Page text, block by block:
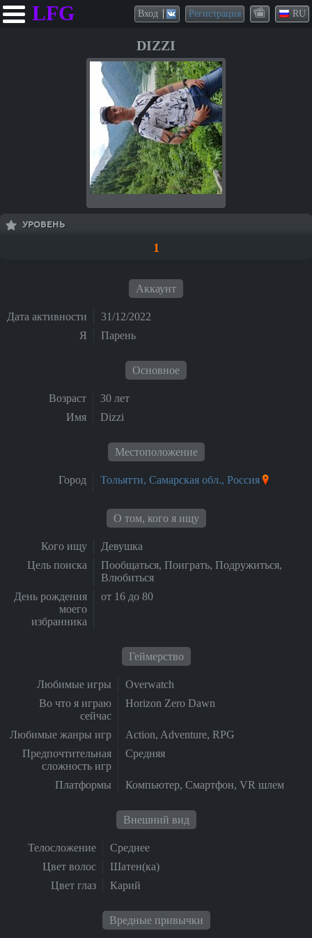
LFG Вход Регистрация RU
DIZZI
УРОВЕНЬ
1
Аккаунт
Дата активности
31/12/2022
Я
Парень
Основное
Возраст
30 лет
Имя
Dizzi
Местоположение
Город Тольятти, Самарская обл., Россия
О том, кого я ищу
Кого ищу
Девушка
Цель поиска
Пообщаться, Поиграть, Подружиться,
Влюбиться
День рождения
моего
избранника
от 16 до 80
Геймерство
Любимые игры
Overwatch
Во что я играю
сейчас
Horizon Zero Dawn
Любимые жанры игр
Action, Adventure, RPG
Предпочтительная
сложность игр
Средняя
Платформы Компьютер, Смартфон, VR шлем
Внешний вид
Телосложение
Среднее
Цвет волос
Шатен(ка)
Цвет глаз
Карий
Вредные привычки